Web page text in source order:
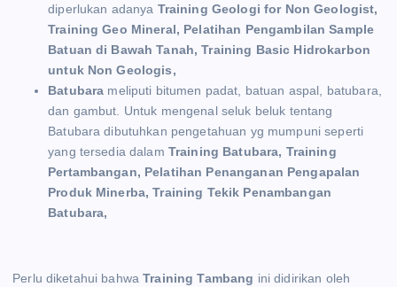
diperlukan adanya Training Geologi for Non Geologist,
Training Geo Mineral, Pelatihan Pengambilan Sample
Batuan di Bawah Tanah, Training Basic Hidrokarbon
untuk Non Geologis,
Batubara meliputi bitumen padat, batuan aspal, batubara,
dan gambut. Untuk mengenal seluk beluk tentang
Batubara dibutuhkan pengetahuan yg mumpuni seperti
yang tersedia dalam Training Batubara, Training
Pertambangan, Pelatihan Penanganan Pengapalan
Produk Minerba, Training Tekik Penambangan
Batubara,
Perlu diketahui bahwaTraining Tambang ini didirikan oleh